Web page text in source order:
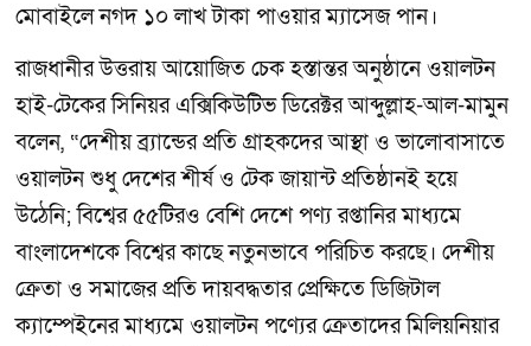
মোবাইলে নগদ ১০ লাখ টাকা পাওয়ার ম্যাসেজ পান।
রাজধানীর উত্তরায় আয়োজিত চেক হস্তান্তর অনুষ্ঠানে ওয়ালটন
হাই-টেকের সিনিয়র এক্সিকিউটিভ ডিরেক্টর আব্দুল্লাহ-আল-মামুন
বলেন, “দেশীয় ব্র্যান্ডের প্রতি গ্রাহকদের আস্থা ও ভালোবাসাতে
ওয়ালটন শুধু দেশের শীর্ষ ও টেক জায়ান্ট প্রতিষ্ঠানই হয়ে
উঠেনি; বিশ্বের ৫৫টিরও বেশি দেশে পণ্য রপ্তানির মাধ্যমে
বাংলাদেশকে বিশ্বের কাছে নতুনভাবে পরিচিত করছে। দেশীয়
ক্রেতা ও সমাজের প্রতি দায়বদ্ধতার প্রেক্ষিতে ডিজিটাল
ক্যাম্পেইনের মাধ্যমে ওয়ালটন পণ্যের ক্রেতাদের মিলিয়নিয়ার